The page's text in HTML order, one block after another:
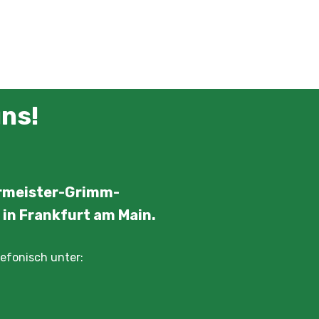
Grimm-
Frankfurt am Main.
unter: